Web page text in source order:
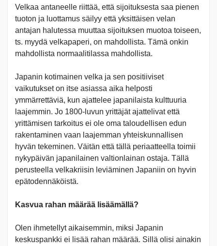
Velkaa antaneelle riittää, että sijoituksesta saa pienen
tuoton ja luottamus säilyy että yksittäisen velan
antajan halutessa muuttaa sijoituksen muotoa toiseen,
ts. myydä velkapaperi, on mahdollista. Tämä onkin
mahdollista normaalitilassa mahdollista.
Japanin kotimainen velka ja sen positiiviset
vaikutukset on itse asiassa aika helposti
ymmärrettäviä, kun ajattelee japanilaista kulttuuria
laajemmin. Jo 1800-luvun yrittäjät ajattelivat että
yrittämisen tarkoitus ei ole oma taloudellisen edun
rakentaminen vaan laajemman yhteiskunnallisen
hyvän tekeminen. Väitän että tällä periaatteella toimii
nykypäivän japanilainen valtionlainan ostaja. Tällä
perusteella velkakriisin leviäminen Japaniin on hyvin
epätodennäköistä.
Kasvua rahan määrää lisäämällä?
Olen ihmetellyt aikaisemmin, miksi Japanin
keskuspankki ei lisää rahan määrää. Sillä olisi ainakin